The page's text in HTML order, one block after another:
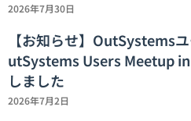
2026年7月30日
【お知らせ】OutSystems
utSystems Users Meetup
しました
2026年7月2日